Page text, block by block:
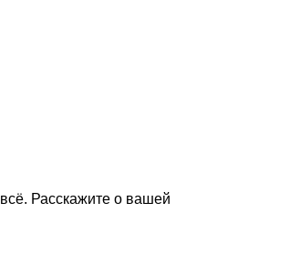
Расскажите о вашей